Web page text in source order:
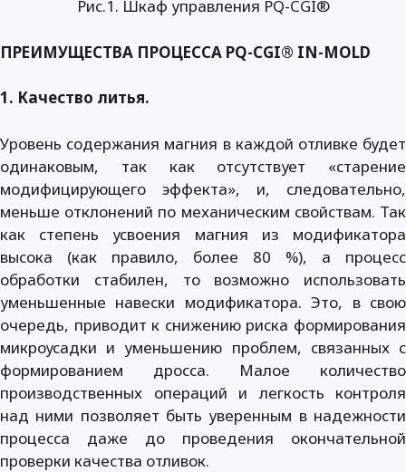
Рис.1. Шкаф управления PQ-CGI®
ПРЕИМУЩЕСТВА ПРОЦЕССА PQ-CGI® IN-MOLD
1. Качество литья.
Уровень содержания магния в каждой отливке будет
одинаковым, так как отсутствует «старение
модифицирующего эффекта», и, следовательно,
меньше отклонений по механическим свойствам. Так
как степень усвоения магния из модификатора
высока (как правило, более 80 %), а процесс
обработки стабилен, то возможно использовать
уменьшенные навески модификатора. Это, в свою
очередь, приводит к снижению риска формирования
микроусадки и уменьшению проблем, связанных с
формированием дросса. Малое количество
производственных операций и легкость контроля
над ними позволяет быть уверенным в надежности
процесса даже до проведения окончательной
проверки качества отливок.